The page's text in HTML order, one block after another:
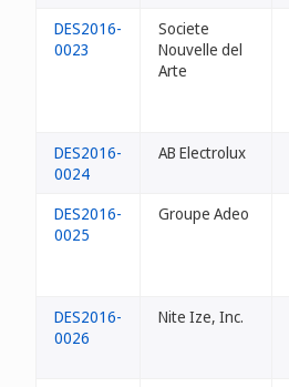
DES2016-
0023
Societe
Nouvelle del
Arte
DES2016-
0024
AB Electrolux
DES2016-
0025
Groupe Adeo
DES2016-
0026
Nite Ize, Inc.